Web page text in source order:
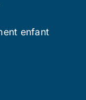
enfant